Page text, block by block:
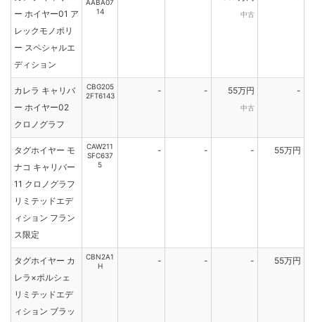
ー ホイヤー01 ア
レックモノポリ
ー スペシャルエ
ディション
AABA07
14
中古
カレラ キャリバ
ー ホイヤー02
クロノグラフ
CBG205
2FT6143
- - 55万円
中古
-
タグホイヤー モ
ナコ キャリバー
11 クロノグラフ
リミテッドエデ
ィション フラン
ス限定
CAW211
SFC637
5
- - - 55万円
タグホイヤー カ
レラ×ポルシェ
リミテッドエデ
ィション ブラッ
CBN2A1
H
- - - 55万円